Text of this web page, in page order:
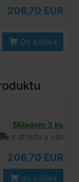
206,70 EUR
Do košíka
Skladom 3 ks
v stredu u vás
206,70 EUR
do košíka